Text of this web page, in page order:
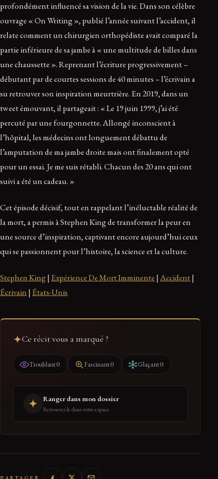
profondément influencé sa vision de la vie. Dans son célèbre
ouvrage « On Writing », publié l’année suivant l’accident, il
relate comment un chirurgien orthopédiste avait comparé la
partie inférieure de sa jambe à « une multitude de billes dans
une chaussette ». Reprenant l’écriture progressivement –
débutant par de courtes sessions de 40 minutes – l’écrivain a
su retrouver son inspiration meurtrière. En 2019, dans un
tweet émouvant, il partageait : « Le 19 juin 1999, j’ai été
percuté par une fourgonnette. Allongé inconscient à
l’hôpital, les médecins ont longuement débattu de
l’amputation de ma jambe droite mais ont finalement opté
pour un essai. Je me suis rétabli. Chacun des 20 ans qui ont
suivi a été un cadeau. »
Cet épisode décisif, tout en rappelant l’inéluctable réalité de
la mort, a permis à Stephen King de transformer la peur en
une source d’inspiration, captivant encore aujourd’hui ceux
qui se passionnent pour l’histoire, la science et la culture.
Stephen King| Expérience De Mort Imminente | Accident|
Écrivain | États-Unis
Ce récit vous a marqué ?
Troublant0 Fascinant0 Glaçant0
Ranger dans mon dossier
Retrouvez-le dans votre espace